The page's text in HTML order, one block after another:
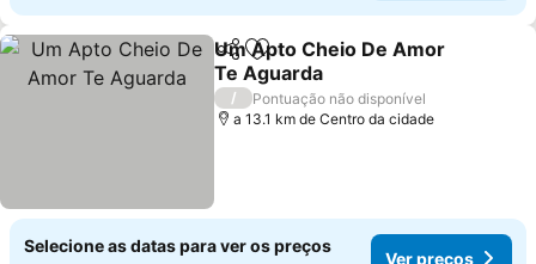
PartilharAdicionar aos favoritos
Um Apto Cheio De Amor
Te Aguarda
/
Pontuação não disponível
a 13.1 km de Centro da cidade
Selecione as datas para ver os preços
Ver preços